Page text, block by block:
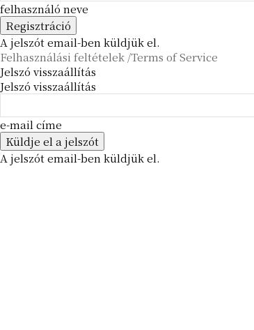
felhasználó neve
A jelszót email-ben küldjük el.
Felhasználási feltételek /Terms of Service
Jelszó visszaállítás
Jelszó visszaállítás
e-mail címe
A jelszót email-ben küldjük el.